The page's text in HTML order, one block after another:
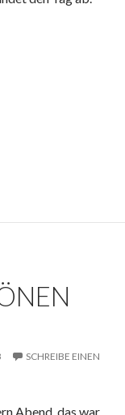
SCHREIBE EINEN
Abend, das war